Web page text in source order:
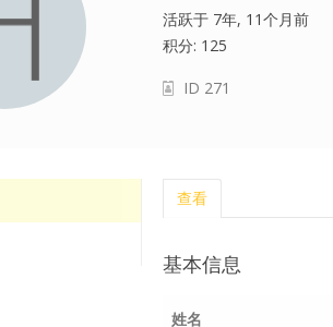
活跃于 7年, 11个月前
积分: 125
ID 271
查看
基本信息
姓名